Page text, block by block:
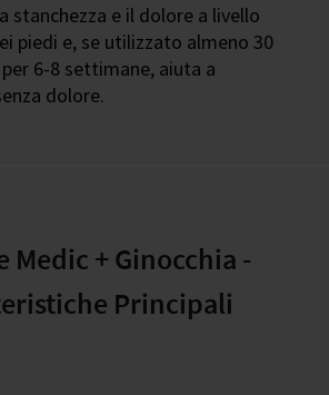
stanchezza e il dolore a livello
piedi e, se utilizzato almeno 30
6-8 settimane, aiuta a
dolore.
Medic + Ginocchia -
Principali